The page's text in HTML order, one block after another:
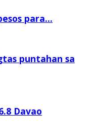
para...
puntahan sa
Davao